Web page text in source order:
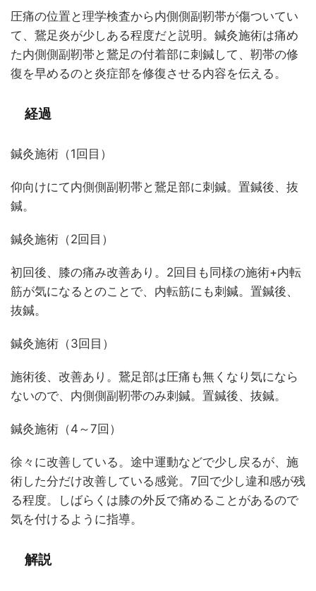
圧痛の位置と理学検査から内側側副靭帯が傷ついてい
て、鵞足炎が少しある程度だと説明。鍼灸施術は痛め
た内側側副靭帯と鵞足の付着部に刺鍼して、靭帯の修
復を早めるのと炎症部を修復させる内容を伝える。
経過
鍼灸施術（1回目）
仰向けにて内側側副靭帯と鵞足部に刺鍼。置鍼後、抜
鍼。
鍼灸施術（2回目）
初回後、膝の痛み改善あり。2回目も同様の施術+内転
筋が気になるとのことで、内転筋にも刺鍼。置鍼後、
抜鍼。
鍼灸施術（3回目）
施術後、改善あり。鵞足部は圧痛も無くなり気になら
ないので、内側側副靭帯のみ刺鍼。置鍼後、抜鍼。
鍼灸施術（4～7回）
徐々に改善している。途中運動などで少し戻るが、施
術した分だけ改善している感覚。7回で少し違和感が残
る程度。しばらくは膝の外反で痛めることがあるので
気を付けるように指導。
解説